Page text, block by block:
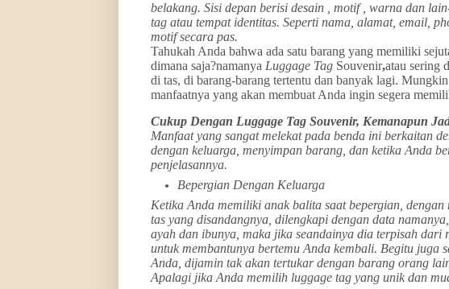
belakang. Sisi depan berisi desain , motif , warna dan
tag atau tempat identitas. Seperti nama, alamat, email,
motif secara pas.
Tahukah Anda bahwa ada satu barang yang memiliki
dimana saja?namanya Luggage Tag Souvenir,atau sering
di tas, di barang-barang tertentu dan banyak lagi.
manfaatnya yang akan membuat Anda ingin segera
Cukup Dengan Luggage Tag Souvenir, Kemanapun
Manfaat yang sangat melekat pada benda ini berkaitan
dengan keluarga, menyimpan barang, dan ketika Anda
penjelasannya.
Bepergian Dengan Keluarga
Ketika Anda memiliki anak balita saat bepergian,
tas yang disandangnya, dilengkapi dengan data
ayah dan ibunya, maka jika seandainya dia terpisah
untuk membantunya bertemu Anda kembali. Begitu juga
Anda, dijamin tak akan tertukar dengan barang orang
Apalagi jika Anda memilih luggage tag yang unik dan